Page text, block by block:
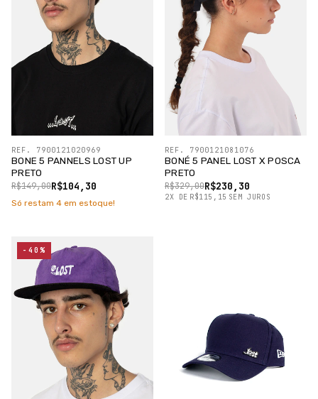
BONE 5 PANNELS LOST UP
PRETO
R$104,30
R$149,00
REF. 7900121020969
Só restam 4 em estoque!
BONÉ 5 PANEL LOST X POSCA
PRETO
R$230,30
R$329,00
2X DE R$115,15 SEM JUROS
REF. 7900121081076
-40%